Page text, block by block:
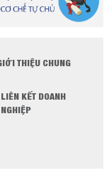
THIỆU CHUNG
LIÊN KẾT DOANH
NGHIỆP